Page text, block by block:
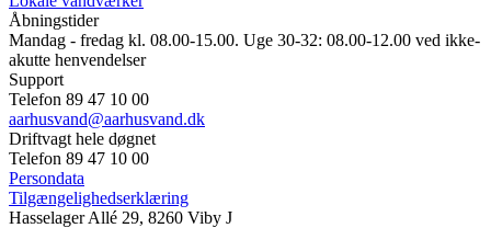
Åbningstider
Mandag - fredag kl. 08.00-15.00. Uge 30-32: 08.00-12.00 ved ikke-
akutte henvendelser
Support
Telefon 89 47 10 00
aarhusvand@aarhusvand.dk
Driftvagt hele døgnet
Telefon 89 47 10 00
Persondata
Tilgængelighedserklæring
Hasselager Allé 29, 8260 Viby J